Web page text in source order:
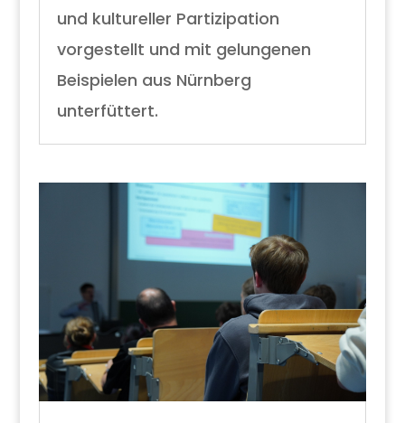
und kultureller Partizipation
vorgestellt und mit gelungenen
Beispielen aus Nürnberg
unterfüttert.